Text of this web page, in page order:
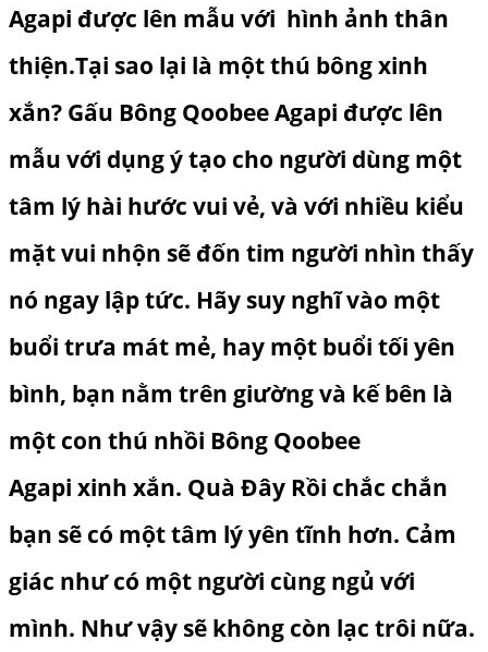
Agapi được lên mẫu với hình ảnh thân
thiện.Tại sao lại là mộtthú bôngxinh
xắn? Gấu Bông Qoobee Agapi được lên
mẫu với dụng ý tạo cho người dùng một
tâm lý hài hước vui vẻ, và với nhiều kiểu
mặt vui nhộn sẽ đốn tim người nhìn thấy
nó ngay lập tức. Hãy suy nghĩ vào một
buổi trưa mát mẻ, hay một buổi tối yên
bình, bạn nằm trên giường và kế bên là
một con thú nhồi Bông Qoobee
Agapi xinh xắn. Quà Đây Rồi chắc chắn
bạn sẽ có một tâm lý yên tĩnh hơn. Cảm
giác như có một người cùng ngủ với
mình. Như vậy sẽ không còn lạc trôi nữa.